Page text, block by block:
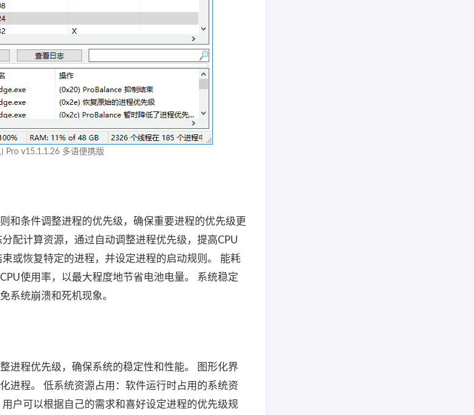
Pro v15.1.1.26 多语便携版
和条件调整进程的优先级，确保重要进程的优先级更
配计算资源，通过自动调整进程优先级，提高CPU
或恢复特定的进程，并设定进程的启动规则。 能耗
使用率，以最大程度地节省电池电量。 系统稳定
系统崩溃和死机现象。
进程优先级，确保系统的稳定性和性能。 图形化界
进程。 低系统资源占用：软件运行时占用的系统资
户可以根据自己的需求和喜好设定进程的优先级规